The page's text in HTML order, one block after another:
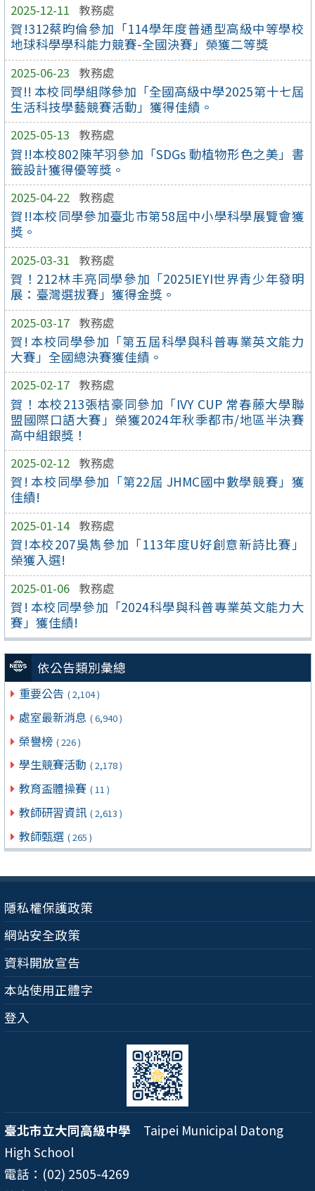
2025-12-11 教務處
賀!312蔡昀倫參加「114學年度普通型高級中等學校
地球科學學科能力競賽-全國決賽」榮獲二等獎
2025-06-23 教務處
賀!! 本校同學組隊參加「全國高級中學2025第十七屆
生活科技學藝競賽活動」獲得佳績。
2025-05-13 教務處
賀!!本校802陳芊羽參加「SDGs 動植物形色之美」書
籤設計獲得優等獎。
2025-04-22 教務處
賀!!本校同學參加臺北市第58屆中小學科學展覽會獲
獎。
2025-03-31 教務處
賀！212林丰亮同學參加「2025IEYI世界青少年發明
展：臺灣選拔賽」獲得金獎。
2025-03-17 教務處
賀! 本校同學參加「第五屆科學與科普專業英文能力
大賽」全國總決賽獲佳績。
2025-02-17 教務處
賀！本校213張桔豪同參加「IVY CUP 常春藤大學聯
盟國際口語大賽」榮獲2024年秋季都市/地區半決賽
高中組銀獎！
2025-02-12 教務處
賀! 本校同學參加「第22屆 JHMC國中數學競賽」獲
佳績!
2025-01-14 教務處
賀!本校207吳雋參加「113年度U好創意新詩比賽」
榮獲入選!
2025-01-06 教務處
賀! 本校同學參加「2024科學與科普專業英文能力大
賽」獲佳績!
依公告類別彙總
重要公告 ( 2,104 )
處室最新消息 ( 6,940 )
榮譽榜 ( 226 )
學生競賽活動 ( 2,178 )
教育盃體操賽 ( 11 )
教師研習資訊 ( 2,613 )
教師甄選 ( 265 )
隱私權保護政策
網站安全政策
資料開放宣告
本站使用正體字
登入
臺北市立大同高級中學 Taipei Municipal Datong
High School
電話：(02) 2505-4269